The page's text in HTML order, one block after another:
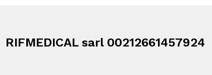
RIFMEDICAL sarl 00212661457924